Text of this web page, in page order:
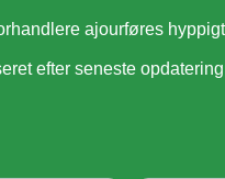
ajourføres
efter seneste